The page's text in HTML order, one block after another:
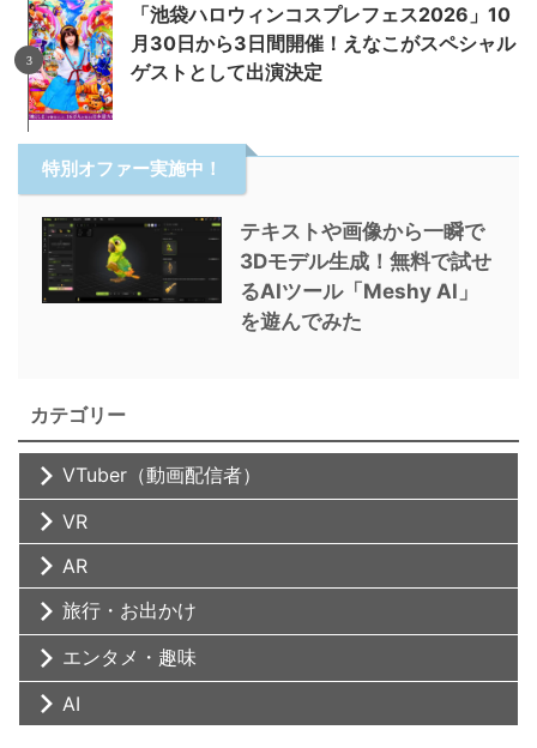
「池袋ハロウィンコスプレフェス2026」10
月30日から3日間開催！えなこがスペシャル
ゲストとして出演決定
特別オファー実施中！
テキストや画像から一瞬で
3Dモデル生成！無料で試せ
るAIツール「Meshy AI」
を遊んでみた
カテゴリー
VTuber（動画配信者）
VR
AR
旅行・お出かけ
エンタメ・趣味
AI